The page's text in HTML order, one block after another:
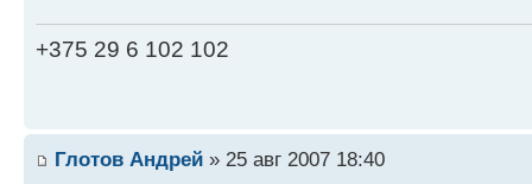
+375 29 6 102 102
Глотов Андрей » 25 авг 2007 18:40